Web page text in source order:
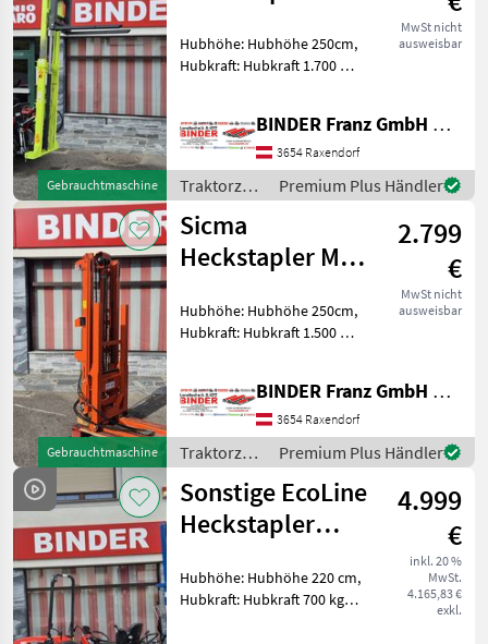
Gebrauchtmaschine
MwSt nicht
ausweisbar
Hubhöhe: Hubhöhe 250cm,
Hubkraft: Hubkraft 1.700 kg,
2517 – Heckstapler
Dreipunktanbau Kat.1 und
2 doppeltwirkender Zylinde
BINDER Franz GmbH & CoKG
3654 Raxendorf
Traktorzubehör
/ SOMA
Premium Plus Händler
Gebrauchtmaschine
Sicma
Heckstapler MEC
2.799
€
MwSt nicht
ausweisbar
Hubhöhe: Hubhöhe 250cm,
Hubkraft: Hubkraft 1.500 kg,
Seitenverstellung sehr
schöner, wenig gebrauchter
SICMA Heckstapler MEC
BINDER Franz GmbH & CoKG
3654 Raxendorf
Traktorzubehör
/ Sicma
Premium Plus Händler
Sonstige EcoLine
Heckstapler
4.999
€
inkl. 20 %
MwSt.
4.165,83 €
exkl.
Hubhöhe: Hubhöhe 220 cm,
Hubkraft: Hubkraft 700 kg,